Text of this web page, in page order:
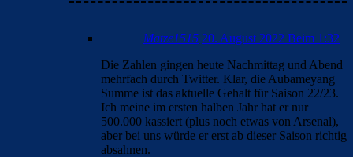
Matze1515 20. August 2022 Beim 1:32
Die Zahlen gingen heute Nachmittag und Abend
mehrfach durch Twitter. Klar, die Aubameyang
Summe ist das aktuelle Gehalt für Saison 22/23.
Ich meine im ersten halben Jahr hat er nur
500.000 kassiert (plus noch etwas von Arsenal),
aber bei uns würde er erst ab dieser Saison richtig
absahnen.